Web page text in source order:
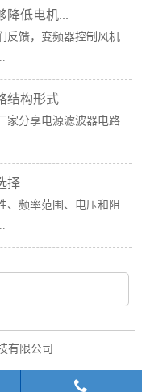
降低电机...
反馈，变频器控制风机
结构形式
家分享电源滤波器电路
择
、频率范围、电压和阻
有限公司